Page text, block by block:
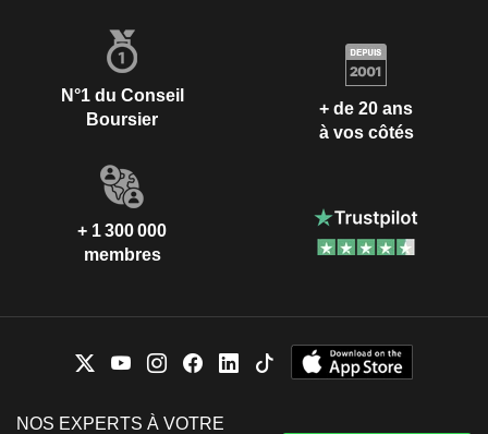
N°1 du Conseil
Boursier
+ de 20 ans
à vos côtés
+ 1 300 000
membres
NOS EXPERTS À VOTRE